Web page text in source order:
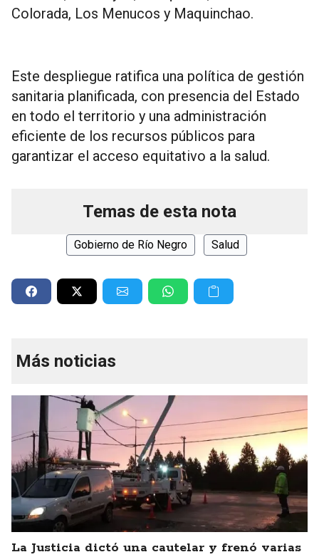
Colorada, Los Menucos y Maquinchao.
Este despliegue ratifica una política de gestión
sanitaria planificada, con presencia del Estado
en todo el territorio y una administración
eficiente de los recursos públicos para
garantizar el acceso equitativo a la salud.
Temas de esta nota
Gobierno de Río Negro Salud
Más noticias
La Justicia dictó una cautelar y frenó varias